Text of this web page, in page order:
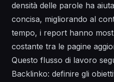
densità delle parole ha
concisa, migliorando al
tempo, i report hanno
costante tra le pagine
Questo flusso di lavoro
Backlinko: definire gli